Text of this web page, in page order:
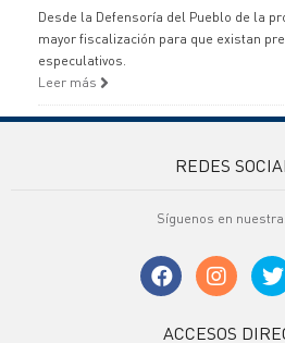
Desde la Defensoría del Pueblo de la
mayor fiscalización para que existan
especulativos.
Leer más
REDES
Síguenos en
ACCESOS